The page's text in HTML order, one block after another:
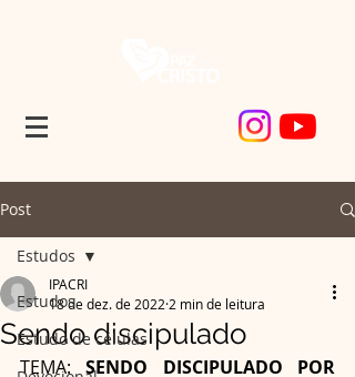
Post
Estudos
Estudo de células
Estudos
Sendo discipulado
IPACRI
18 de dez. de 2022 2 min de leitura
TEMA: SENDO DISCIPULADO POR